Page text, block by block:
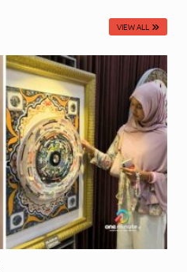
VIEW ALL